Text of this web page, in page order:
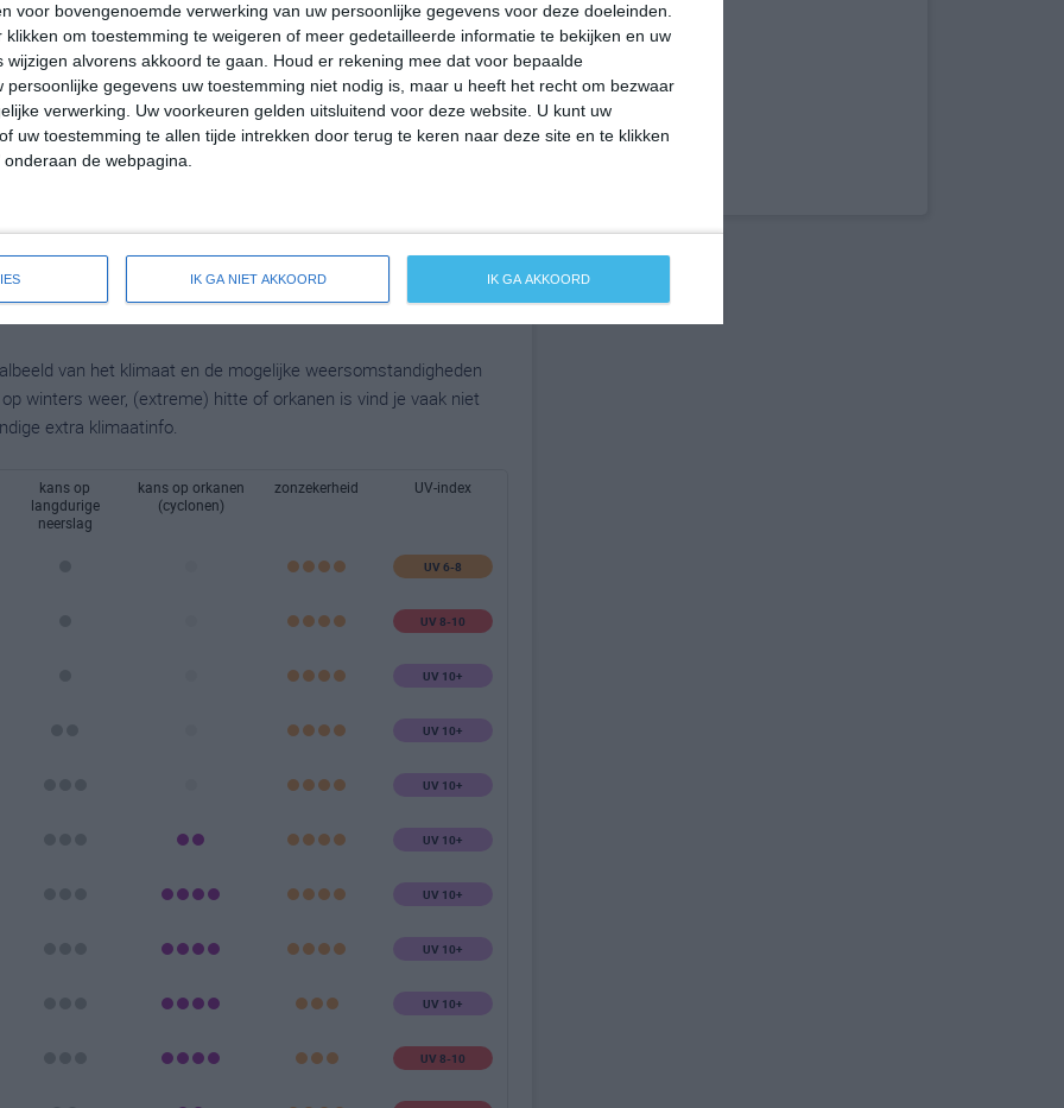
voor bovengenoemde verwerking van uw persoonlijke gegevens voor deze doeleinden.
klikken om toestemming te weigeren of meer gedetailleerde informatie te bekijken en uw
alvorens akkoord te gaan.
Houd er rekening mee dat voor bepaalde
persoonlijke gegevens uw toestemming niet nodig is, maar u heeft het recht om bezwaar
verwerking. Uw voorkeuren gelden uitsluitend voor deze website. U kunt uw
uw toestemming te allen tijde intrekken door terug te keren naar deze site en te klikken
de webpagina.
IK GA NIET AKKOORD IK GA AKKOORD
van het klimaat en de mogelijke weersomstandigheden
winters weer, (extreme) hitte of orkanen is vind je vaak niet
extra klimaatinfo.
kans op
langdurige
neerslag
kans op orkanen
(cyclonen)
zonzekerheid UV-index
UV 6-8
UV 8-10
UV 10+
UV 10+
UV 10+
UV 10+
UV 10+
UV 10+
UV 10+
UV 8-10